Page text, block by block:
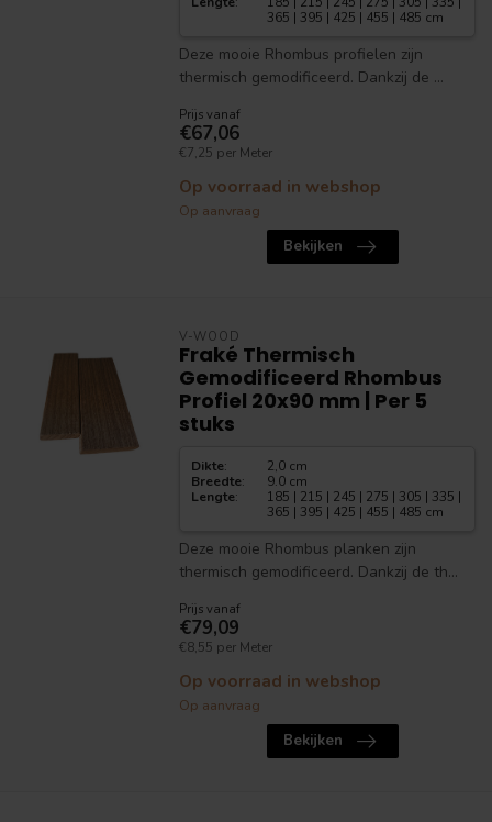
365 | 395 | 425 | 455 | 485 cm
Deze mooie Rhombus profielen zijn
thermisch gemodificeerd. Dankzij de ...
Prijs vanaf
€67,06
€7,25 per Meter
Op voorraad in webshop
Op aanvraag
Bekijken
V-WOOD
Fraké Thermisch
Gemodificeerd Rhombus
Profiel 20x90 mm | Per 5
stuks
Dikte:
2,0 cm
Breedte:
9.0 cm
Lengte:
185 | 215 | 245 | 275 | 305 | 335 |
365 | 395 | 425 | 455 | 485 cm
Deze mooie Rhombus planken zijn
thermisch gemodificeerd. Dankzij de th...
Prijs vanaf
€79,09
€8,55 per Meter
Op voorraad in webshop
Op aanvraag
Bekijken